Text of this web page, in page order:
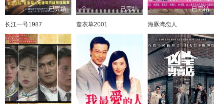
已完结
长江一号1987
已完结
薰衣草2001
已完结
海豚湾恋人